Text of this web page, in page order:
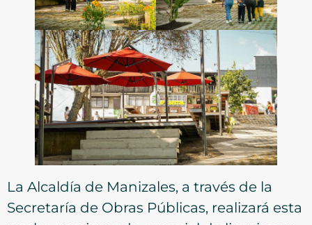
La Alcaldía de Manizales, a través de la
Secretaría de Obras Públicas, realizará esta